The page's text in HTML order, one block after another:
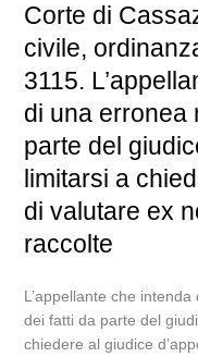
Corte di
civile,
3115.
di una erronea
parte del
limitarsi a
di valutare ex
raccolte
L’appellante che
dei fatti da parte del
chiedere al giudice